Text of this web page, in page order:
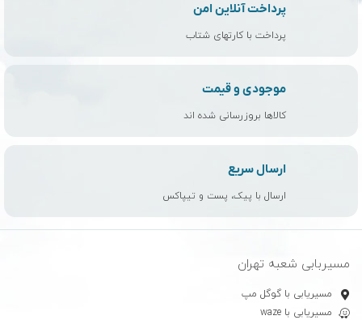
پرداخت آنلاین امن
پرداخت با کارتهای شتاب
موجودی و قیمت
کالاها بروزرسانی شده اند
ارسال سریع
ارسال با پیک، پست و تیپاکس
مسیربابی شعبه تهران
مسیریابی با گوگل مپ
مسیریابی با waze